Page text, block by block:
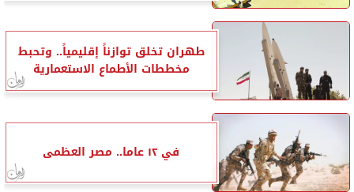
طهران تخلق توازناً إقليمياً.. وتحبط
مخططات الأطماع الاستعمارية
في ١٢ عاما.. مصر العظمى